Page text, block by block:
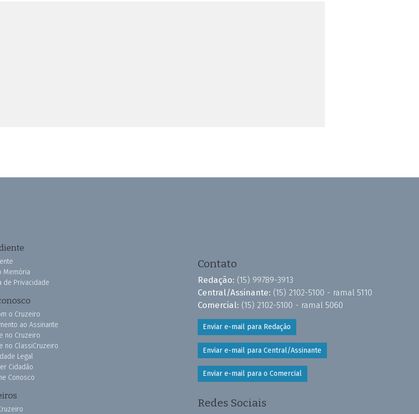
Memória
de Privacidade
o Cruzeiro
ao Assinante
no Cruzeiro
no ClassiCruzeiro
Legal
Cidadão
Conosco
Contato
Redação: (15) 99789-3913
Central/Assinante: (15) 2102-5100 - ramal 5110
Comercial: (15) 2102-5100 - ramal 5060
Enviar e-mail para Redação
Enviar e-mail para Central/Assinante
Enviar e-mail para o Comercial
Redes Sociais